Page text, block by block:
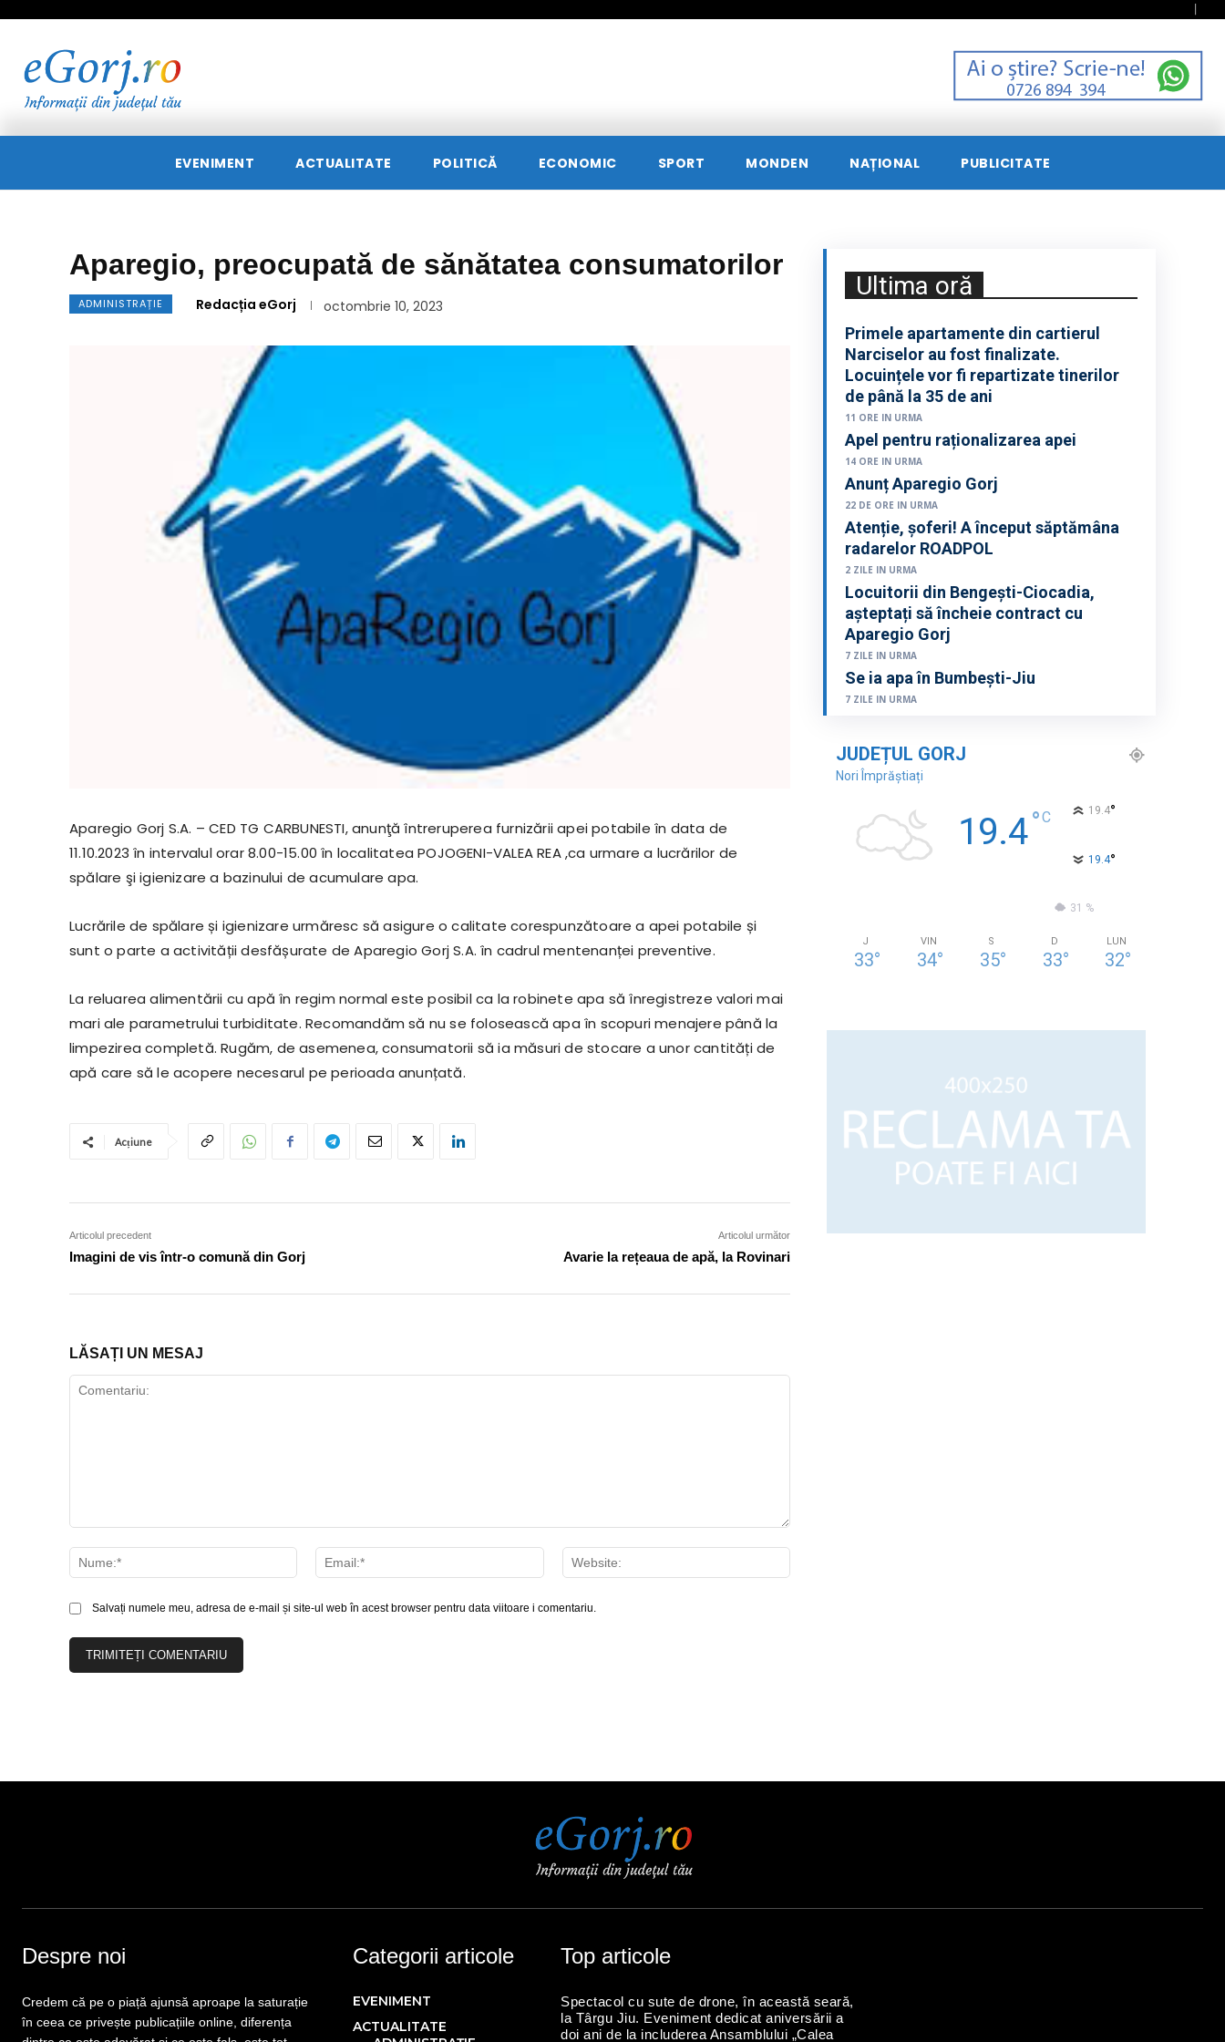
EVENIMENT ACTUALITATE POLITICĂ ECONOMIC SPORT MONDEN NAȚIONAL PUBLICITATE
Aparegio, preocupată de sănătatea consumatorilor
ADMINISTRAȚIE Redacția eGorj octombrie 10, 2023
Aparegio Gorj S.A. – CED TG CARBUNESTI, anunţă întreruperea furnizării apei potabile în data de
11.10.2023 în intervalul orar 8.00-15.00 în localitatea POJOGENI-VALEA REA ,ca urmare a lucrărilor de
spălare şi igienizare a bazinului de acumulare apa.
Lucrările de spălare și igienizare urmăresc să asigure o calitate corespunzătoare a apei potabile și
sunt o parte a activității desfășurate de Aparegio Gorj S.A. în cadrul mentenanței preventive.
La reluarea alimentării cu apă în regim normal este posibil ca la robinete apa să înregistreze valori mai
mari ale parametrului turbiditate. Recomandăm să nu se folosească apa în scopuri menajere până la
limpezirea completă. Rugăm, de asemenea, consumatorii să ia măsuri de stocare a unor cantități de
apă care să le acopere necesarul pe perioada anunțată.
Acțiune
Articolul precedent
Imagini de vis într-o comună din Gorj
Articolul următor
Avarie la rețeaua de apă, la Rovinari
LĂSAȚI UN MESAJ
Nume:*
Email:*
Salvați numele meu, adresa de e-mail și site-ul web în acest browser pentru data viitoare i comentariu.
Ultima oră
Primele apartamente din cartierul
Narciselor au fost finalizate.
Locuințele vor fi repartizate tinerilor
de până la 35 de ani
11 ORE IN URMA
Apel pentru raționalizarea apei
14 ORE IN URMA
Anunț Aparegio Gorj
22 DE ORE IN URMA
Atenție, șoferi! A început săptămâna
radarelor ROADPOL
2 ZILE IN URMA
Locuitorii din Bengești-Ciocadia,
așteptați să încheie contract cu
Aparegio Gorj
7 ZILE IN URMA
Se ia apa în Bumbești-Jiu
7 ZILE IN URMA
JUDEȚUL GORJ
Nori Împrăștiați
19.4°C 19.4°
19.4°
31 %
J
33°
VIN
34°
S
35°
D
33°
LUN
32°
Despre noi
Credem că pe o piață ajunsă aproape la saturație
în ceea ce privește publicațiile online, diferența
Categorii articole
EVENIMENT
ACTUALITATE
Top articole
Spectacol cu sute de drone, în această seară,
la Târgu Jiu. Eveniment dedicat aniversării a
doi ani de la includerea Ansamblului „Calea